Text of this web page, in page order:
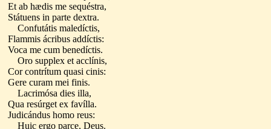
Et ab hædis me sequéstra,
Státuens in parte dextra.
Confutátis maledíctis,
Flammis ácribus addíctis:
Voca me cum benedíctis.
Oro supplex et acclínis,
Cor contrítum quasi cinis:
Gere curam mei finis.
Lacrimósa dies illa,
Qua resúrget ex favílla.
Judicándus homo reus:
Huic ergo parce, Deus.